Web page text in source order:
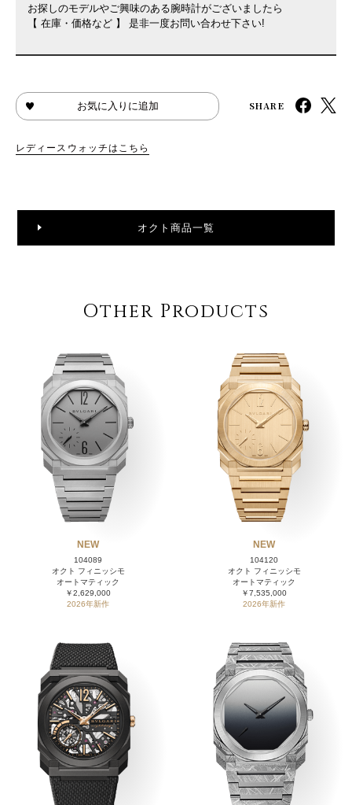
お探しのモデルやご興味のある腕時計がございましたら
【 在庫・価格など 】 是非一度お問い合わせ下さい!
お気に入りに追加 SHARE
レディースウォッチはこちら
オクト商品一覧
Other Products
NEW
104089
オクト フィニッシモ
オートマティック
￥2,629,000
2026年新作
NEW
104120
オクト フィニッシモ
オートマティック
￥7,535,000
2026年新作